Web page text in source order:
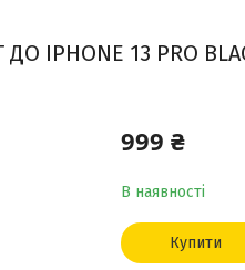
IPHONE 13 PRO
999 ₴
В наявності
Купити